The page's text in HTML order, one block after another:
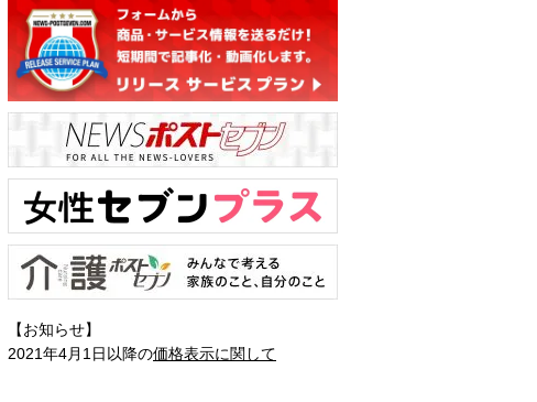
【お知らせ】
2021年4月1日以降の価格表示に関して